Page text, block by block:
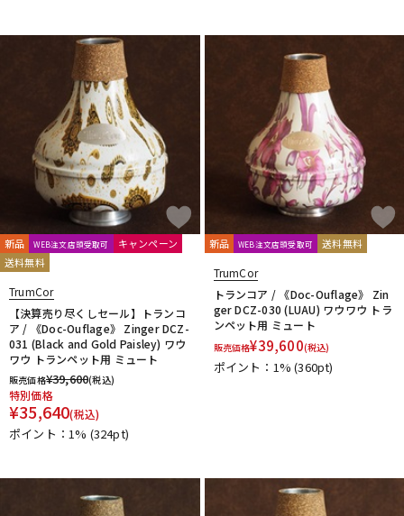
新品 WEB注文店頭受取可
キャンペーン
送料無料
TrumCor
【決算売り尽くしセール】トランコ
ア / 《Doc-Ouflage》 Zinger DCZ-
031 (Black and Gold Paisley) ワウ
ワウ トランペット用 ミュート
販売価格¥39,600(税込)
特別価格
¥35,640(税込)
ポイント：1% (324pt)
新品 WEB注文店頭受取可 送料無料
TrumCor
トランコア / 《Doc-Ouflage》 Zin
ger DCZ-030 (LUAU) ワウワウ トラ
ンペット用 ミュート
販売価格¥39,600(税込)
ポイント：1%(360pt)